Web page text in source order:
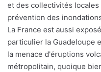
et des collectivités
prévention des
La France est aussi
particulier la Guadeloupe
la menace d'éruptions
métropolitain, quoique